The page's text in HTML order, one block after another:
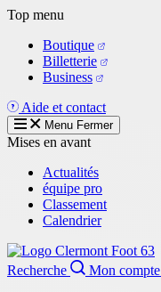
Aller
contenu
principal
Top menu
Boutique
Billetterie
Business
Aide et contact
Menu Fermer
Mises en avant
Actualités
équipe pro
Classement
Calendrier
Recherche
Mon compte